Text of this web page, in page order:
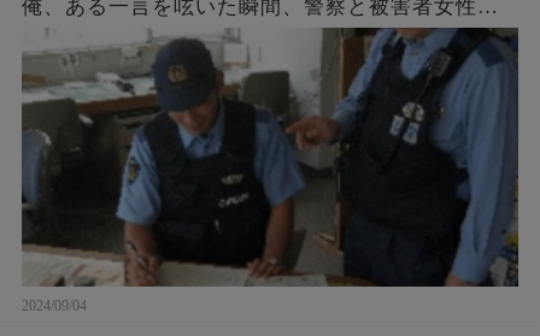
俺、ある一言を呟いた瞬間、警察と被害者女性が
青ざめた。女「許して…」警察「それだけはご勘
弁を…」
2024/09/04